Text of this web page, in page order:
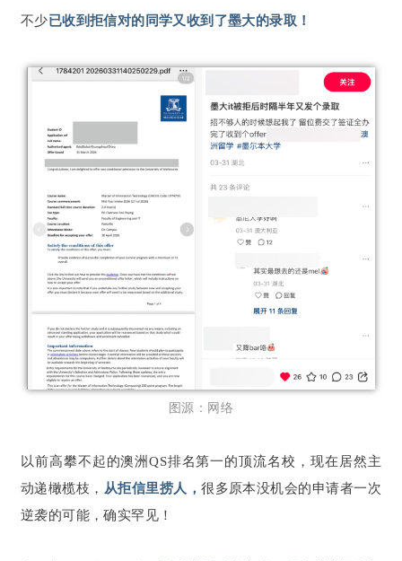
不少已收到拒信对的同学又收到了墨大的录取！
图源：网络
以前高攀不起的澳洲QS排名第一的顶流名校，现在居然主
动递橄榄枝， 从拒信里捞人，很多原本没机会的申请者一次
逆袭的可能，确实罕见！